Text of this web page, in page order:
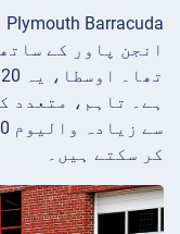
کر سکتے ہیں۔